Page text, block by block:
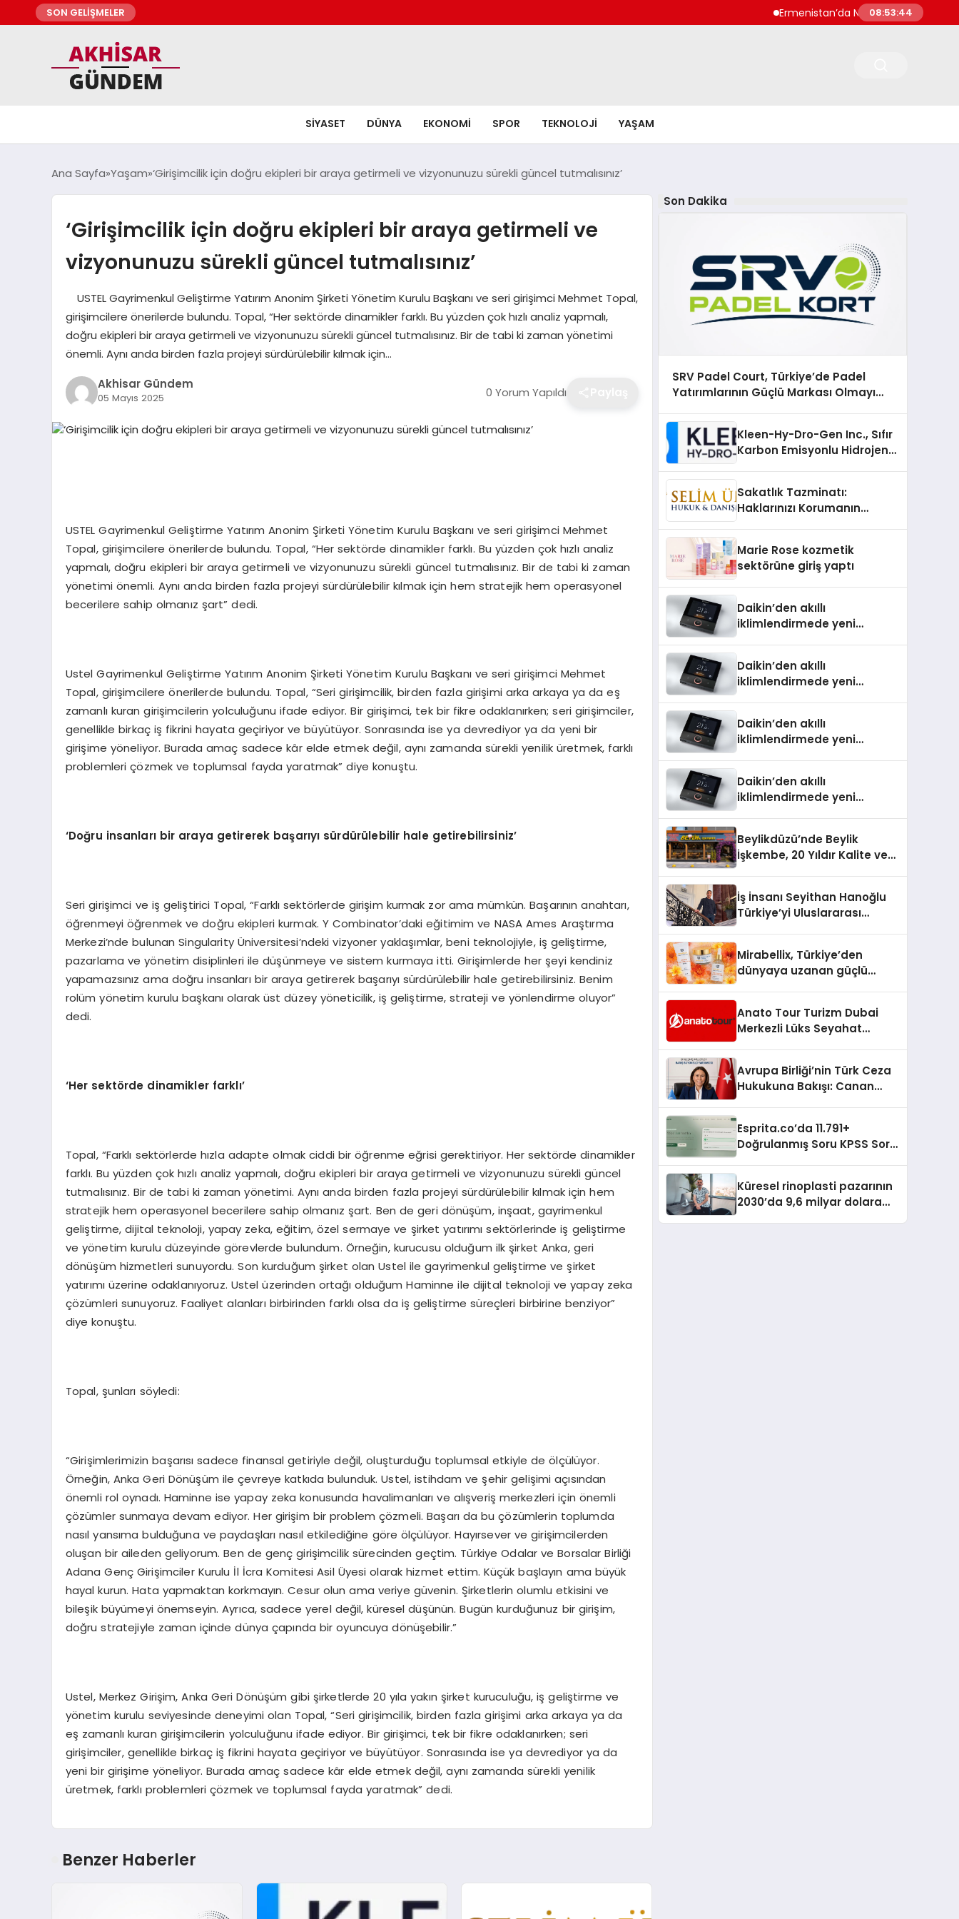
SON GELİŞMELER Ermenistan’da Nikol Paşinyan Yeniden
08:53:45
SIYASET DÜNYA EKONOMI SPOR TEKNOLOJI YAŞAM
Ana Sayfa Yaşam ‘Girişimcilik için doğru ekipleri bir araya getirmeli ve vizyonunuzu sürekli güncel tutmalısınız’
‘Girişimcilik için doğru ekipleri bir araya getirmeli ve
vizyonunuzu sürekli güncel tutmalısınız’
USTEL Gayrimenkul Geliştirme Yatırım Anonim Şirketi Yönetim Kurulu Başkanı ve seri girişimci Mehmet Topal,
girişimcilere önerilerde bulundu. Topal, “Her sektörde dinamikler farklı. Bu yüzden çok hızlı analiz yapmalı,
doğru ekipleri bir araya getirmeli ve vizyonunuzu sürekli güncel tutmalısınız. Bir de tabi ki zaman yönetimi
önemli. Aynı anda birden fazla projeyi sürdürülebilir kılmak için…
Akhisar Gündem
05 Mayıs 2025 0 Yorum Yapıldı
USTEL Gayrimenkul Geliştirme Yatırım Anonim Şirketi Yönetim Kurulu Başkanı ve seri girişimci Mehmet
Topal, girişimcilere önerilerde bulundu. Topal, “Her sektörde dinamikler farklı. Bu yüzden çok hızlı analiz
yapmalı, doğru ekipleri bir araya getirmeli ve vizyonunuzu sürekli güncel tutmalısınız. Bir de tabi ki zaman
yönetimi önemli. Aynı anda birden fazla projeyi sürdürülebilir kılmak için hem stratejik hem operasyonel
becerilere sahip olmanız şart” dedi.
Ustel Gayrimenkul Geliştirme Yatırım Anonim Şirketi Yönetim Kurulu Başkanı ve seri girişimci Mehmet
Topal, girişimcilere önerilerde bulundu. Topal, “Seri girişimcilik, birden fazla girişimi arka arkaya ya da eş
zamanlı kuran girişimcilerin yolculuğunu ifade ediyor. Bir girişimci, tek bir fikre odaklanırken; seri girişimciler,
genellikle birkaç iş fikrini hayata geçiriyor ve büyütüyor. Sonrasında ise ya devrediyor ya da yeni bir
girişime yöneliyor. Burada amaç sadece kâr elde etmek değil, aynı zamanda sürekli yenilik üretmek, farklı
problemleri çözmek ve toplumsal fayda yaratmak” diye konuştu.
‘Doğru insanları bir araya getirerek başarıyı sürdürülebilir hale getirebilirsiniz’
Seri girişimci ve iş geliştirici Topal, “Farklı sektörlerde girişim kurmak zor ama mümkün. Başarının anahtarı,
öğrenmeyi öğrenmek ve doğru ekipleri kurmak. Y Combinator’daki eğitimim ve NASA Ames Araştırma
Merkezi’nde bulunan Singularity Üniversitesi’ndeki vizyoner yaklaşımlar, beni teknolojiyle, iş geliştirme,
pazarlama ve yönetim disiplinleri ile düşünmeye ve sistem kurmaya itti. Girişimlerde her şeyi kendiniz
yapamazsınız ama doğru insanları bir araya getirerek başarıyı sürdürülebilir hale getirebilirsiniz. Benim
rolüm yönetim kurulu başkanı olarak üst düzey yöneticilik, iş geliştirme, strateji ve yönlendirme oluyor”
dedi.
‘Her sektörde dinamikler farklı’
Topal, “Farklı sektörlerde hızla adapte olmak ciddi bir öğrenme eğrisi gerektiriyor. Her sektörde dinamikler
farklı. Bu yüzden çok hızlı analiz yapmalı, doğru ekipleri bir araya getirmeli ve vizyonunuzu sürekli güncel
tutmalısınız. Bir de tabi ki zaman yönetimi. Aynı anda birden fazla projeyi sürdürülebilir kılmak için hem
stratejik hem operasyonel becerilere sahip olmanız şart. Ben de geri dönüşüm, inşaat, gayrimenkul
geliştirme, dijital teknoloji, yapay zeka, eğitim, özel sermaye ve şirket yatırımı sektörlerinde iş geliştirme
ve yönetim kurulu düzeyinde görevlerde bulundum. Örneğin, kurucusu olduğum ilk şirket Anka, geri
dönüşüm hizmetleri sunuyordu. Son kurduğum şirket olan Ustel ile gayrimenkul geliştirme ve şirket
yatırımı üzerine odaklanıyoruz. Ustel üzerinden ortağı olduğum Haminne ile dijital teknoloji ve yapay zeka
çözümleri sunuyoruz. Faaliyet alanları birbirinden farklı olsa da iş geliştirme süreçleri birbirine benziyor”
diye konuştu.
Topal, şunları söyledi:
“Girişimlerimizin başarısı sadece finansal getiriyle değil, oluşturduğu toplumsal etkiyle de ölçülüyor.
Örneğin, Anka Geri Dönüşüm ile çevreye katkıda bulunduk. Ustel, istihdam ve şehir gelişimi açısından
önemli rol oynadı. Haminne ise yapay zeka konusunda havalimanları ve alışveriş merkezleri için önemli
çözümler sunmaya devam ediyor. Her girişim bir problem çözmeli. Başarı da bu çözümlerin toplumda
nasıl yansıma bulduğuna ve paydaşları nasıl etkilediğine göre ölçülüyor. Hayırsever ve girişimcilerden
oluşan bir aileden geliyorum. Ben de genç girişimcilik sürecinden geçtim. Türkiye Odalar ve Borsalar Birliği
Adana Genç Girişimciler Kurulu İl İcra Komitesi Asil Üyesi olarak hizmet ettim. Küçük başlayın ama büyük
hayal kurun. Hata yapmaktan korkmayın. Cesur olun ama veriye güvenin. Şirketlerin olumlu etkisini ve
bileşik büyümeyi önemseyin. Ayrıca, sadece yerel değil, küresel düşünün. Bugün kurduğunuz bir girişim,
doğru stratejiyle zaman içinde dünya çapında bir oyuncuya dönüşebilir.”
Ustel, Merkez Girişim, Anka Geri Dönüşüm gibi şirketlerde 20 yıla yakın şirket kuruculuğu, iş geliştirme ve
yönetim kurulu seviyesinde deneyimi olan Topal, “Seri girişimcilik, birden fazla girişimi arka arkaya ya da
eş zamanlı kuran girişimcilerin yolculuğunu ifade ediyor. Bir girişimci, tek bir fikre odaklanırken; seri
girişimciler, genellikle birkaç iş fikrini hayata geçiriyor ve büyütüyor. Sonrasında ise ya devrediyor ya da
yeni bir girişime yöneliyor. Burada amaç sadece kâr elde etmek değil, aynı zamanda sürekli yenilik
üretmek, farklı problemleri çözmek ve toplumsal fayda yaratmak” dedi.
Benzer Haberler
Son Dakika
SRV Padel Court, Türkiye’de Padel
Yatırımlarının Güçlü Markası Olmayı
Kleen-Hy-Dro-Gen Inc., Sıfır
Karbon Emisyonlu Hidrojen
Aldı
Sakatlık Tazminatı:
Haklarınızı Korumanın
Marie Rose kozmetik
sektörüne giriş yaptı
Daikin’den akıllı
iklimlendirmede yeni
Daikin’den akıllı
iklimlendirmede yeni
Daikin’den akıllı
iklimlendirmede yeni
Daikin’den akıllı
iklimlendirmede yeni
Beylikdüzü’nde Beylik
İşkembe, 20 Yıldır Kalite ve
İş İnsanı Seyithan Hanoğlu
Türkiye’yi Uluslararası
Mirabellix, Türkiye’den
dünyaya uzanan güçlü
Anato Tour Turizm Dubai
Merkezli Lüks Seyahat
Avrupa Birliği’nin Türk Ceza
Hukukuna Bakışı: Canan
Esprita.co’da 11.791+
Doğrulanmış Soru KPSS Soru
Küresel rinoplasti pazarının
2030’da 9,6 milyar dolara